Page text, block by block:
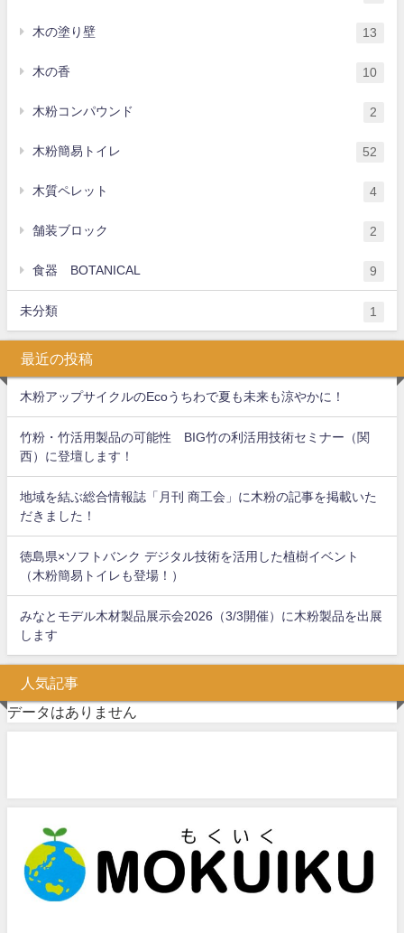
木の塗り壁 13
木の香 10
木粉コンパウンド 2
木粉簡易トイレ 52
木質ペレット 4
舗装ブロック 2
食器 BOTANICAL 9
未分類 1
最近の投稿
木粉アップサイクルのEcoうちわで夏も未来も涼やかに！
竹粉・竹活用製品の可能性 BIG竹の利活用技術セミナー（関
西）に登壇します！
地域を結ぶ総合情報誌「月刊 商工会」に木粉の記事を掲載いた
だきました！
徳島県×ソフトバンク デジタル技術を活用した植樹イベント
（木粉簡易トイレも登場！）
みなとモデル木材製品展示会2026（3/3開催）に木粉製品を出展
します
人気記事
データはありません